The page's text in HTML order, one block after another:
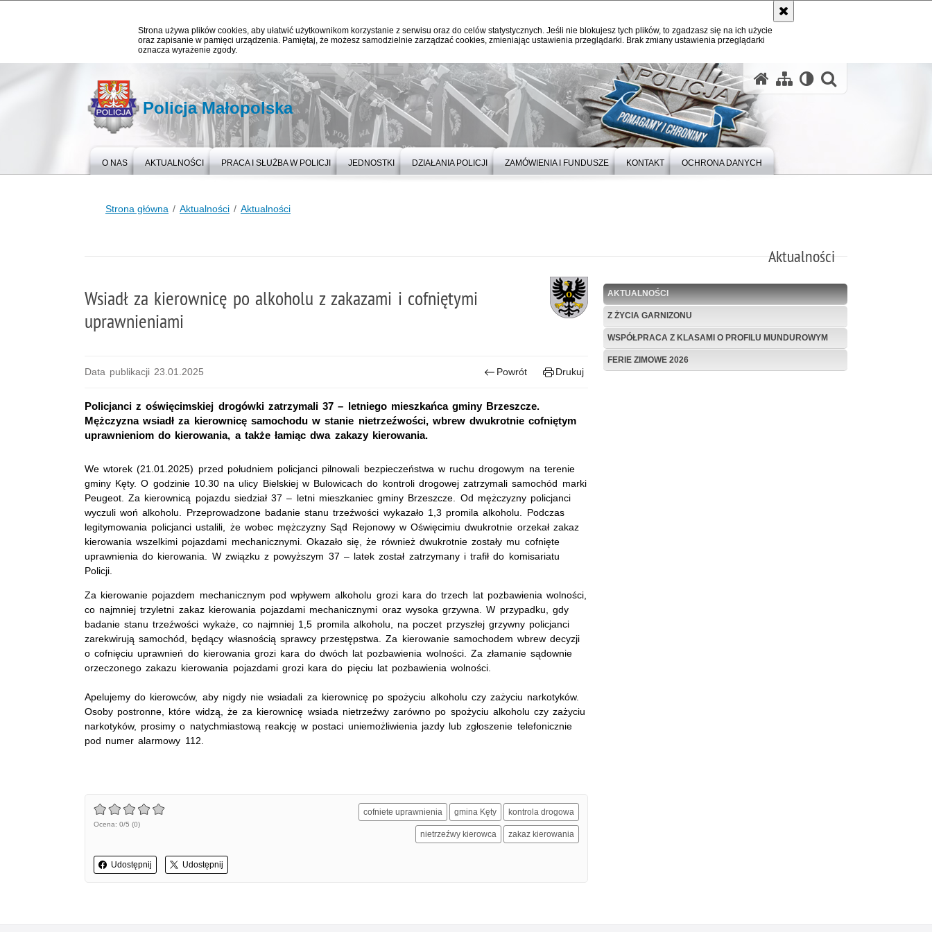
Strona używa plików cookies, aby ułatwić użytkownikom korzystanie z serwisu oraz do celów statystycznych. Jeśli nie blokujesz tych plików, to zgadzasz się na ich użycie
oraz zapisanie w pamięci urządzenia. Pamiętaj, że możesz samodzielnie zarządzać cookies, zmieniając ustawienia przeglądarki. Brak zmiany ustawienia przeglądarki
oznacza wyrażenie zgody.
Policja Małopolska
O NAS AKTUALNOŚCI PRACA I SŁUŻBA W POLICJI JEDNOSTKI DZIAŁANIA POLICJI ZAMÓWIENIA I FUNDUSZE KONTAKT OCHRONA DANYCH
Strona główna Aktualności Aktualności
Aktualności
Wsiadł za kierownicę po alkoholu z zakazami i cofniętymi
uprawnieniami
Data publikacji 23.01.2025 Powrót Drukuj
Policjanci z oświęcimskiej drogówki zatrzymali 37 – letniego mieszkańca gminy Brzeszcze.
Mężczyzna wsiadł za kierownicę samochodu w stanie nietrzeźwości, wbrew dwukrotnie cofniętym
uprawnieniom do kierowania, a także łamiąc dwa zakazy kierowania.
We wtorek (21.01.2025) przed południem policjanci pilnowali bezpieczeństwa w ruchu drogowym na terenie
gminy Kęty. O godzinie 10.30 na ulicy Bielskiej w Bulowicach do kontroli drogowej zatrzymali samochód marki
Peugeot. Za kierownicą pojazdu siedział 37 – letni mieszkaniec gminy Brzeszcze. Od mężczyzny policjanci
wyczuli woń alkoholu. Przeprowadzone badanie stanu trzeźwości wykazało 1,3 promila alkoholu. Podczas
legitymowania policjanci ustalili, że wobec mężczyzny Sąd Rejonowy w Oświęcimiu dwukrotnie orzekał zakaz
kierowania wszelkimi pojazdami mechanicznymi. Okazało się, że również dwukrotnie zostały mu cofnięte
uprawnienia do kierowania. W związku z powyższym 37 – latek został zatrzymany i trafił do komisariatu
Policji.
Za kierowanie pojazdem mechanicznym pod wpływem alkoholu grozi kara do trzech lat pozbawienia wolności,
co najmniej trzyletni zakaz kierowania pojazdami mechanicznymi oraz wysoka grzywna. W przypadku, gdy
badanie stanu trzeźwości wykaże, co najmniej 1,5 promila alkoholu, na poczet przyszłej grzywny policjanci
zarekwirują samochód, będący własnością sprawcy przestępstwa. Za kierowanie samochodem wbrew decyzji
o cofnięciu uprawnień do kierowania grozi kara do dwóch lat pozbawienia wolności. Za złamanie sądownie
orzeczonego zakazu kierowania pojazdami grozi kara do pięciu lat pozbawienia wolności.
Apelujemy do kierowców, aby nigdy nie wsiadali za kierownicę po spożyciu alkoholu czy zażyciu narkotyków.
Osoby postronne, które widzą, że za kierownicę wsiada nietrzeźwy zarówno po spożyciu alkoholu czy zażyciu
narkotyków, prosimy o natychmiastową reakcję w postaci uniemożliwienia jazdy lub zgłoszenie telefonicznie
pod numer alarmowy 112.
Ocena: 0/5 (0)
Udostępnij Udostępnij
cofniete uprawnienia gmina Kęty kontrola drogowa
nietrzeźwy kierowca zakaz kierowania
AKTUALNOŚCI
Z ŻYCIA GARNIZONU
WSPÓŁPRACA Z KLASAMI O PROFILU MUNDUROWYM
FERIE ZIMOWE 2026